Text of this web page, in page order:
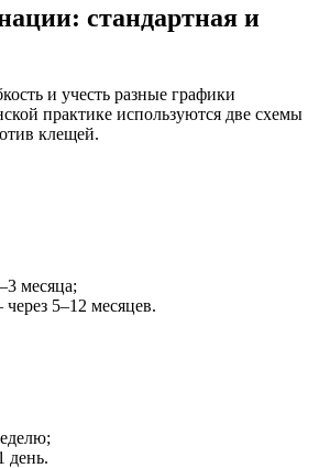
стандартная и
и учесть разные графики
практике используются две схемы
клещей.
месяца;
через 5–12 месяцев.
день.